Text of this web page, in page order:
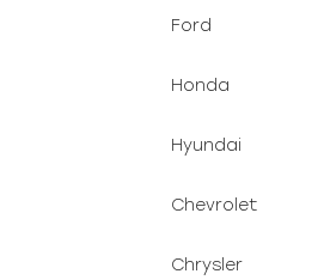
Ford
Honda
Hyundai
Chevrolet
Chrysler